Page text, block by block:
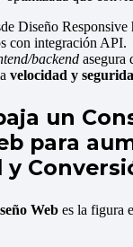
Diseño Responsive
con integración API.
backend asegura
velocidad y
un
para
y
Web es la figura